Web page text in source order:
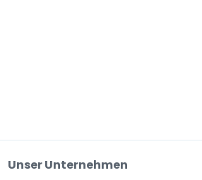
Unser Unternehmen